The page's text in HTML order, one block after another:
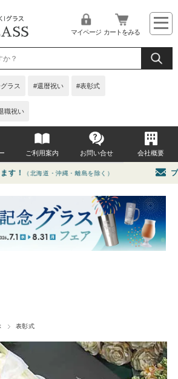
ラス 還暦祝い 表彰式
職祝い
マイページ カートをみる
ト・シーンから選ぶ
手から選ぶ
ら選ぶ
フレーム
ご利用案内 お問い合せ
よくある質問
会社概要
（北海道・沖縄・離島を除く） プレ
表彰式